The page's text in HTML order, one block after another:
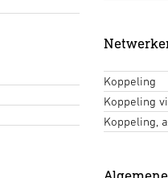
Koppeling
Koppeling
Koppeling,